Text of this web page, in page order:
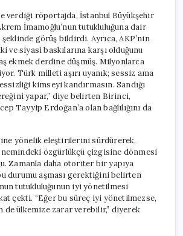
verdiği röportajda, İstanbul Büyükşehir
İmamoğlu’nun tutukluluğuna dair
şeklinde görüş bildirdi. Ayrıca, AKP’nin
ve siyasi baskılarına karşı olduğunu
ekmek derdine düşmüş. Milyonlarca
Türk milleti aşırı uyanık; sessiz ama
kimseyi kandırmasın. Sandığı
yapar,” diye belirten Birinci,
Tayyip Erdoğan’a olan bağlılığını da
yönelik eleştirilerini sürdürerek,
özgürlükçü çizgisine dönmesi
Zamanla daha otoriter bir yapıya
durumu aşması gerektiğini belirten
tutukluluğunun iyi yönetilmesi
çekti. “Eğer bu süreç iyi yönetilmezse,
de ülkemize zarar verebilir,” diyerek